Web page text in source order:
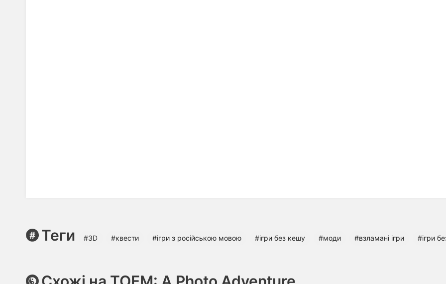
Теги #3D #квести #ігри з російською мовою #ігри без кешу #моди #взламані ігри #ігри